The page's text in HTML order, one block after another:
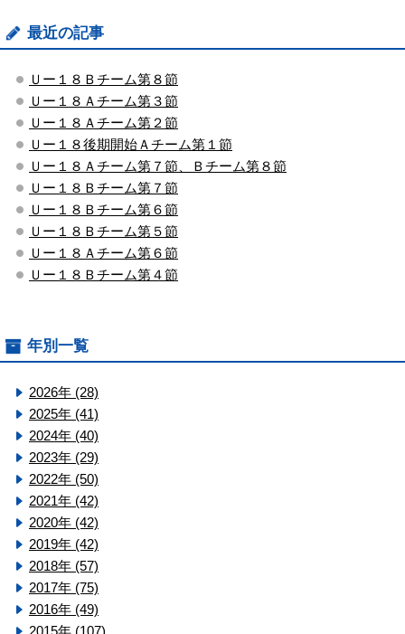
最近の記事
Ｕー１８Ｂチーム第８節
Ｕー１８Ａチーム第３節
Ｕー１８Ａチーム第２節
Ｕー１８後期開始Ａチーム第１節
Ｕー１８Ａチーム第７節、Ｂチーム第８節
Ｕー１８Ｂチーム第７節
Ｕー１８Ｂチーム第６節
Ｕー１８Ｂチーム第５節
Ｕー１８Ａチーム第６節
Ｕー１８Ｂチーム第４節
年別一覧
2026年 (28)
2025年 (41)
2024年 (40)
2023年 (29)
2022年 (50)
2021年 (42)
2020年 (42)
2019年 (42)
2018年 (57)
2017年 (75)
2016年 (49)
2015年 (107)